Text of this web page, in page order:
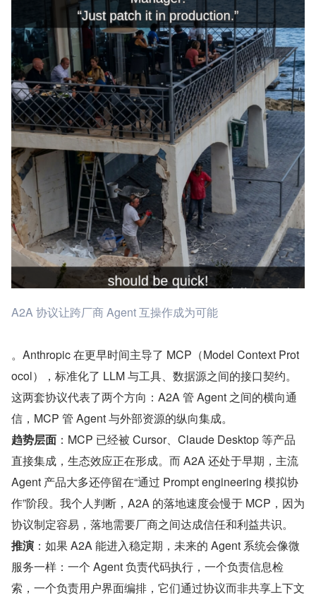
A2A 协议让跨厂商 Agent 互操作成为可能
。Anthropic 在更早时间主导了 MCP（Model Context Prot
ocol），标准化了 LLM 与工具、数据源之间的接口契约。
这两套协议代表了两个方向：A2A 管 Agent 之间的横向通
信，MCP 管 Agent 与外部资源的纵向集成。
趋势层面 ：MCP 已经被 Cursor、Claude Desktop 等产品
直接集成，生态效应正在形成。而 A2A 还处于早期，主流
Agent 产品大多还停留在“通过 Prompt engineering 模拟协
作”阶段。我个人判断，A2A 的落地速度会慢于 MCP，因为
协议制定容易，落地需要厂商之间达成信任和利益共识。
推演 ：如果 A2A 能进入稳定期，未来的 Agent 系统会像微
服务一样：一个 Agent 负责代码执行，一个负责信息检
索，一个负责用户界面编排，它们通过协议而非共享上下文